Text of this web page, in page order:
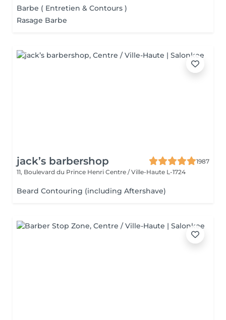
Barbe ( Entretien & Contours )
Rasage Barbe
jack’s barbershop
1987
11, Boulevard du Prince Henri Centre / Ville-Haute L-1724
Beard Contouring (including Aftershave)